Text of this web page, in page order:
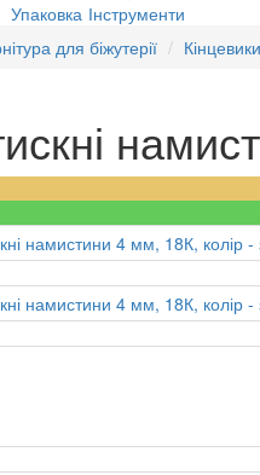
Упаковка Інструменти
для біжутерії